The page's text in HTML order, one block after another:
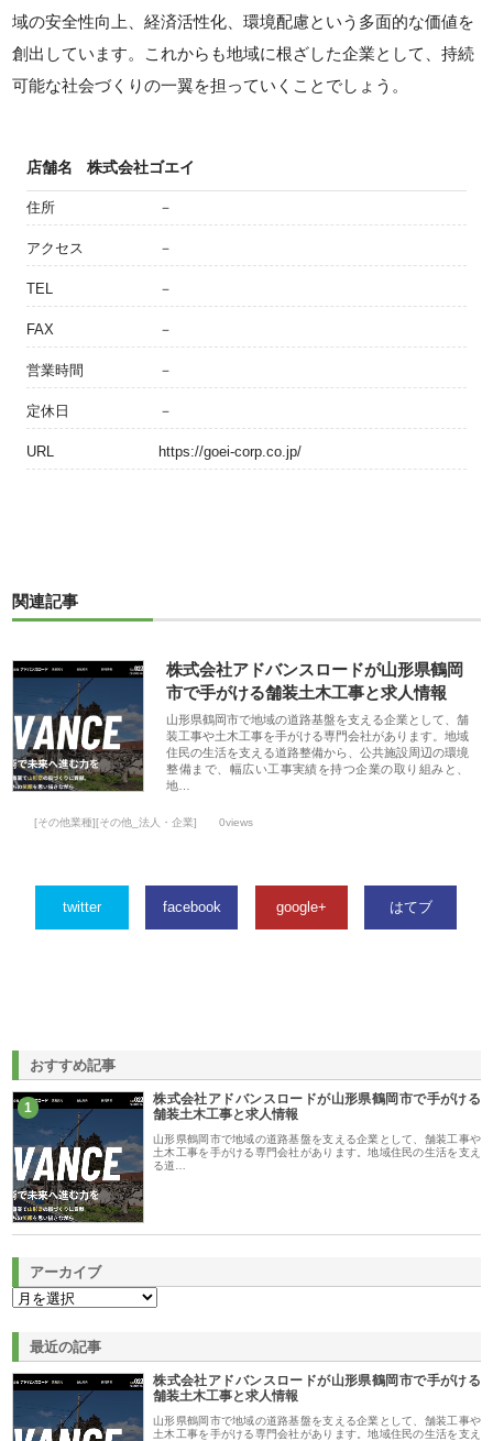
域の安全性向上、経済活性化、環境配慮という多面的な価値を
創出しています。これからも地域に根ざした企業として、持続
可能な社会づくりの一翼を担っていくことでしょう。
店舗名 株式会社ゴエイ
住所 －
アクセス －
TEL －
FAX －
営業時間 －
定休日 －
URL https://goei-corp.co.jp/
関連記事
株式会社アドバンスロードが山形県鶴岡
市で手がける舗装土木工事と求人情報
山形県鶴岡市で地域の道路基盤を支える企業として、舗
装工事や土木工事を手がける専門会社があります。地域
住民の生活を支える道路整備から、公共施設周辺の環境
整備まで、幅広い工事実績を持つ企業の取り組みと、
地…
[その他業種][その他_法人・企業] 0views
twitter facebook google+ はてブ
おすすめ記事
1
株式会社アドバンスロードが山形県鶴岡市で手がける
舗装土木工事と求人情報
山形県鶴岡市で地域の道路基盤を支える企業として、舗装工事や
土木工事を手がける専門会社があります。地域住民の生活を支え
る道…
アーカイブ
最近の記事
株式会社アドバンスロードが山形県鶴岡市で手がける
舗装土木工事と求人情報
山形県鶴岡市で地域の道路基盤を支える企業として、舗装工事や
土木工事を手がける専門会社があります。地域住民の生活を支え